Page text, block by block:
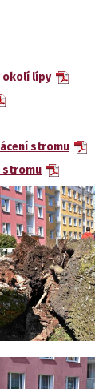
okolí lípy
stromu
stromu